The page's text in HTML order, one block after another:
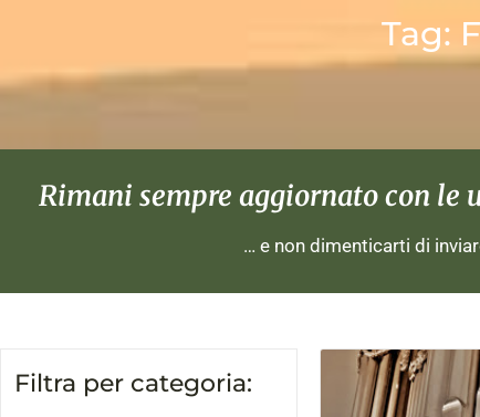
Tag:
Rimani sempre aggiornato con le
… e non dimenticarti di
Filtra per categoria: